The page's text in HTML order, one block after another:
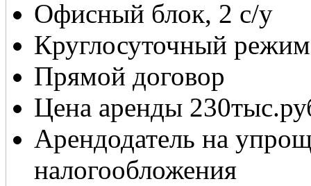
Офисный блок, 2 с/у
Круглосуточный режим
Прямой договор
Цена аренды
Арендодатель на
налогообложения